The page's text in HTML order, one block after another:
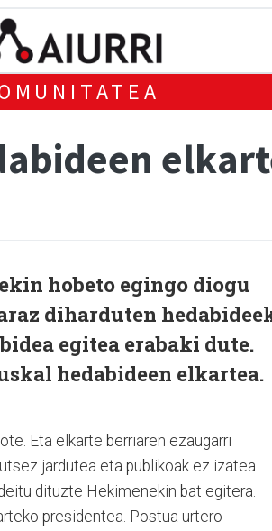
hobeto egingo diogu
diharduten
egitea erabaki dute.
hedabideen elkartea.
Eta elkarte berriaren ezaugarri
jardutea eta publikoak ez izatea.
dituzte Hekimenekin bat egitera.
presidentea. Postua urtero